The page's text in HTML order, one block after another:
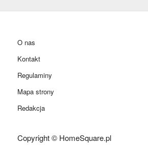
O nas
Kontakt
Regulaminy
Mapa strony
Redakcja
Copyright © HomeSquare.pl